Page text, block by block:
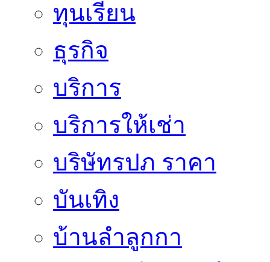
ทุนเรียน
ธุรกิจ
บริการ
บริการให้เช่า
บริษัทรปภ ราคา
บันเทิง
บ้านลำลูกกา